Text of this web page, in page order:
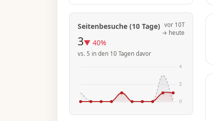
Seitenbesuche (10 Tage)
3▼ 40%
vs. 5 in den 10 Tagen davor
vor 10T
→ heute